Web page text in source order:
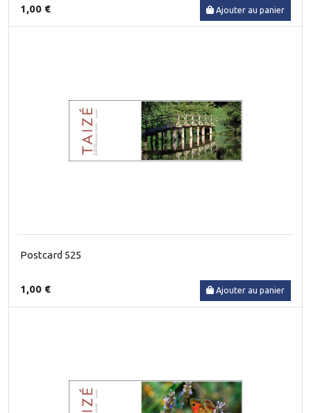
1,00 € Ajouter au panier
Postcard 525
1,00 € Ajouter au panier